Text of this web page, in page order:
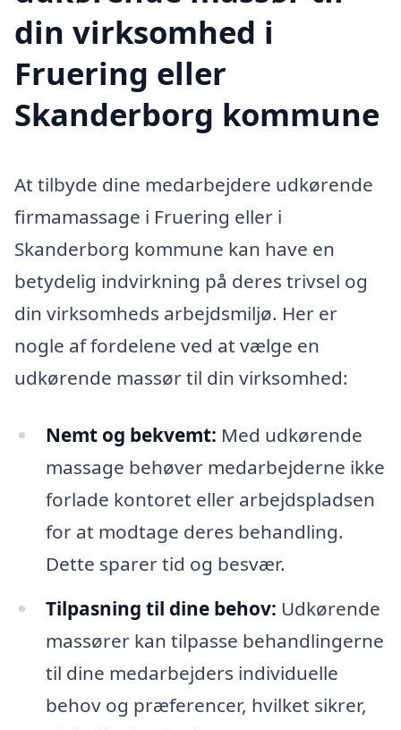
din virksomhed i
Fruering eller
Skanderborg kommune
At tilbyde dine medarbejdere udkørende
firmamassage i Fruering eller i
Skanderborg kommune kan have en
betydelig indvirkning på deres trivsel og
din virksomheds arbejdsmiljø. Her er
nogle af fordelene ved at vælge en
udkørende massør til din virksomhed:
Nemt og bekvemt: Med udkørende
massage behøver medarbejderne ikke
forlade kontoret eller arbejdspladsen
for at modtage deres behandling.
Dette sparer tid og besvær.
Tilpasning til dine behov: Udkørende
massører kan tilpasse behandlingerne
til dine medarbejders individuelle
behov og præferencer, hvilket sikrer,